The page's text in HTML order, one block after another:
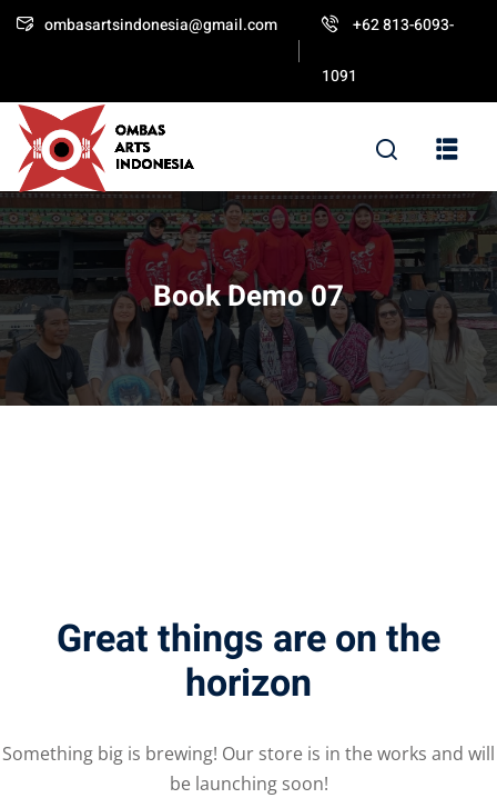
ombasartsindonesia@gmail.com +62 813-6093-
1091
Book Demo 07
Great things are on the
horizon
Something big is brewing! Our store is in the works and will
be launching soon!
Don’t have an account?
Remember me Lost your password?